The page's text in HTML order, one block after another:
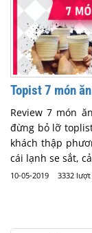
Topist 7 món
Review 7 món
đừng bỏ lỡ
khách thập
cái lạnh se sắt,
10-05-2019 3332